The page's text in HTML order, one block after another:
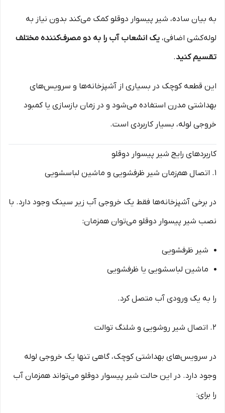
به بیان ساده، شیر پیسوار دوقلو کمک می‌کند بدون نیاز به
لوله‌کشی اضافی، یک انشعاب آب را به دو مصرف‌کننده مختلف
تقسیم کنید.
این قطعه کوچک در بسیاری از آشپزخانه‌ها و سرویس‌های
بهداشتی مدرن استفاده می‌شود و در زمان بازسازی یا کمبود
خروجی لوله، بسیار کاربردی است.
کاربردهای رایج شیر پیسوار دوقلو
1. اتصال هم‌زمان شیر ظرفشویی و ماشین لباسشویی
در برخی آشپزخانه‌ها فقط یک خروجی آب زیر سینک وجود دارد. با
نصب شیر پیسوار دوقلو می‌توان همزمان:
شیر ظرفشویی
ماشین لباسشویی یا ظرفشویی
را به یک ورودی آب متصل کرد.
2. اتصال شیر روشویی و شلنگ توالت
در سرویس‌های بهداشتی کوچک، گاهی تنها یک خروجی لوله
وجود دارد. در این حالت شیر پیسوار دوقلو می‌تواند همزمان آب
را برای: